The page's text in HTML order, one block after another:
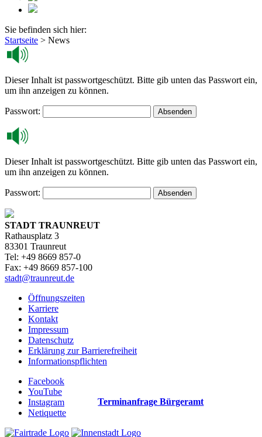
Sie befinden sich hier:
Startseite > News
Dieser Inhalt ist passwortgeschützt. Bitte gib unten das Passwort ein,
um ihn anzeigen zu können.
Passwort:
Dieser Inhalt ist passwortgeschützt. Bitte gib unten das Passwort ein,
um ihn anzeigen zu können.
Passwort:
STADT TRAUNREUT
Rathausplatz 3
83301 Traunreut
Tel: +49 8669 857-0
Fax: +49 8669 857-100
stadt@traunreut.de
Öffnungszeiten
Karriere
Kontakt
Impressum
Datenschutz
Erklärung zur Barrierefreiheit
Informationspflichten
Facebook
YouTube
Instagram
Netiquette
Terminanfrage Bürgeramt